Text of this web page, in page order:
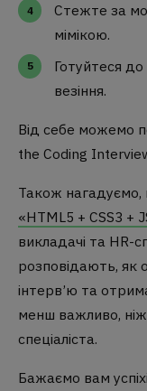
Стежте за
мімікою.
Готуйтеся
везіння.
Від себе можемо
the Coding
Також нагадуємо,
«HTML5 + CSS3 +
викладачі та HR-
розповідають,
інтерв’ю та
менш важливо,
спеціаліста.
Бажаємо вам